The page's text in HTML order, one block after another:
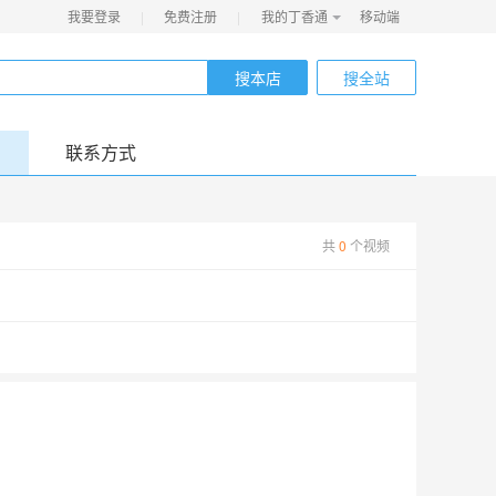
我要登录 免费注册 我的丁香通 移动端
搜本店 搜全站
联系方式
共0 个视频